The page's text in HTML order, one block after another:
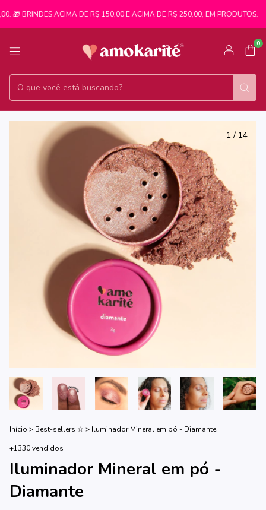
🎁 BRINDES ACIMA DE R$ 150,00 E ACIMA DE R$ 250,00, EM PRODUTOS.
0
1 / 14
Início > Best-sellers ☆ > Iluminador Mineral em pó - Diamante
+1330 vendidos
Iluminador Mineral em pó -
Diamante